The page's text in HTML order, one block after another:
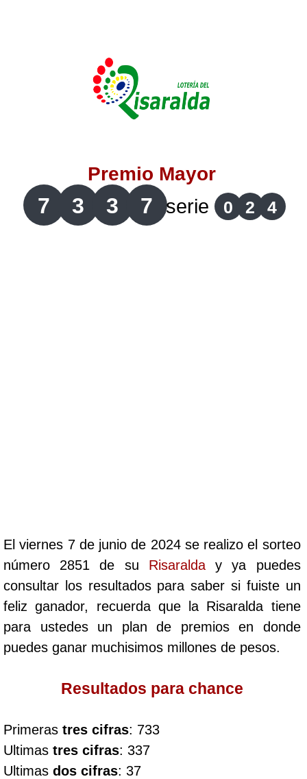
Lotería de Bogotá
Lotería de Risaralda
Lotería de Santander
Lotería del Cauca
Cafeterito Noche
Caribeña Día
Caribeña Noche
Culona día
Premio Mayor
7 3 3 7 serie 0 2 4
El viernes 7 de junio de 2024 se realizo el sorteo
número 2851 de su Risaralday ya puedes
consultar los resultados para saber si fuiste un
feliz ganador, recuerda que la Risaralda tiene
para ustedes un plan de premios en donde
puedes ganar muchisimos millones de pesos.
Resultados para chance
Primeras tres cifras: 733
Ultimas tres cifras: 337
Ultimas dos cifras: 37